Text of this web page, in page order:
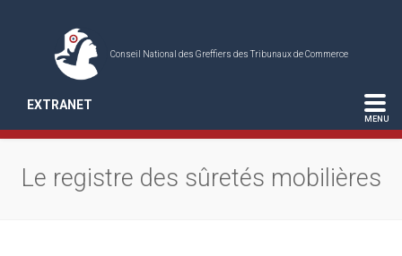
Conseil National des Greffiers des Tribunaux de Commerce
EXTRANET
Le registre des sûretés mobilières